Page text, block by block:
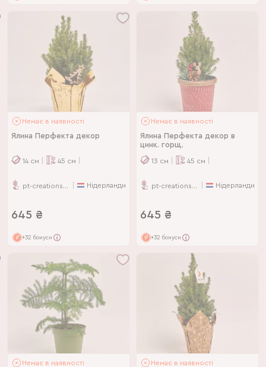
Немає в наявності
Ялина Перфекта декор
14 см 45 см
pt-creations-bv Нідерланди
645 ₴
+32 бонуси
Немає в наявності
Ялина Перфекта декор в
цинк. горщ.
13 см 45 см
pt-creations-bv Нідерланди
645 ₴
+32 бонуси
Немає в наявності Немає в наявності